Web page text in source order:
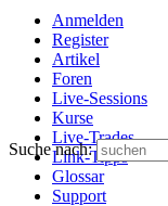
Anmelden
Register
Artikel
Foren
Live-Sessions
Kurse
Live-Trades
Link-Tipps
Glossar
Support
Suche nach: